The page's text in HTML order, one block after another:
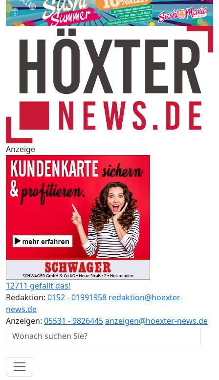
Anzeige
12711 gefällt das!
Redaktion: 0152 - 01991958 redaktion@hoexter-
news.de
Anzeigen: 05531 - 9826445anzeigen@hoexter-news.de